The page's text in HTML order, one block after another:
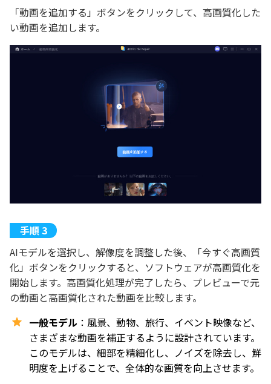
「動画を追加する」ボタンをクリックして、高画質化した
い動画を追加します。
AIモデルを選択し、解像度を調整した後、「今すぐ高画質
化」ボタンをクリックすると、ソフトウェアが高画質化を
開始します。高画質化処理が完了したら、プレビューで元
の動画と高画質化された動画を比較します。
一般モデル ：風景、動物、旅行、イベント映像など、
さまざまな動画を補正するように設計されています。
このモデルは、細部を精細化し、ノイズを除去し、鮮
明度を上げることで、全体的な画質を向上させます。